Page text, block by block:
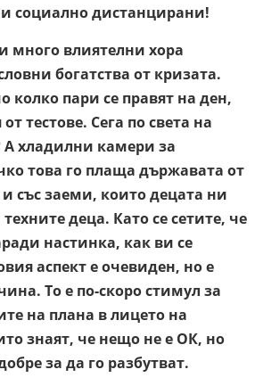
социално дистанцирани!
много влиятелни хора
богатства от кризата.
колко пари се правят на ден,
тестове. Сега по света на
А хладилни камери за
това го плаща държавата от
със заеми, които децата ни
деца. Като се сетите, че
настинка, как ви се
аспект е очевиден, но е
То е по-скоро стимул за
на плана в лицето на
знаят, че нещо не е ОК, но
за да го разбутват.